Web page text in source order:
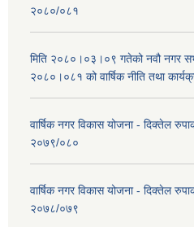
२०८०/०८१
मिति २०८०।०३।०९ गतेको नवौ नगर
२०८०।०८१ को वार्षिक नीति तथा
वार्षिक नगर विकास योजना - दिक्तेल
२०७९/०८०
वार्षिक नगर विकास योजना - दिक्तेल
२०७८/०७९